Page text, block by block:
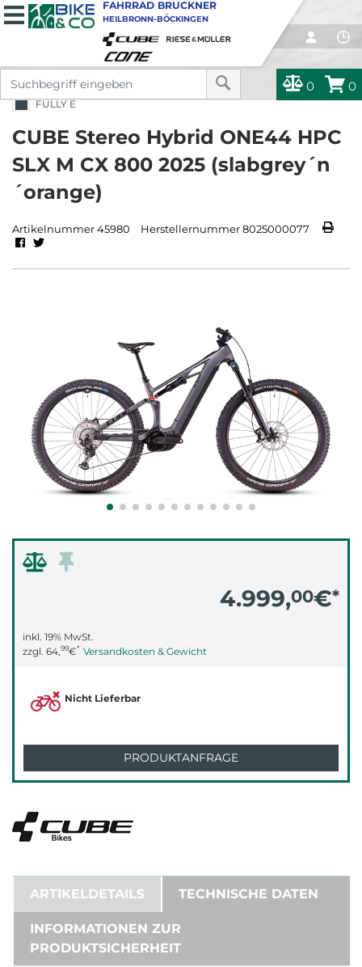
0 0
FAHRRAD BRUCKNER
HEILBRONN-BÖCKINGEN
FULLY E
CUBE Stereo Hybrid ONE44 HPC
SLX M CX 800 2025 (slabgrey´n
´orange)
Artikelnummer 45980 Herstellernummer 8025000077
4.999,00€*
inkl. 19% MwSt.
zzgl. 64,99€* Versandkosten & Gewicht
Nicht Lieferbar
PRODUKTANFRAGE
ARTIKELDETAILS TECHNISCHE DATEN
INFORMATIONEN ZUR
PRODUKTSICHERHEIT